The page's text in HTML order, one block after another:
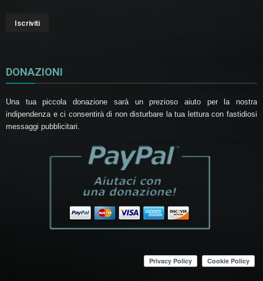
DONAZIONI
Una tua piccola donazione sarà un prezioso aiuto per la nostra
indipendenza e ci consentirà di non disturbare la tua lettura con fastidiosi
messaggi pubblicitari.